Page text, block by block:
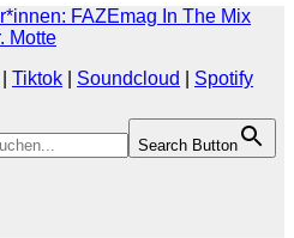
Search Button
FAZEmag In The Mix
Motte
Tiktok Soundcloud
Spotify